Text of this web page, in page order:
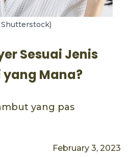
Shutterstock)
Sesuai Jenis
yang Mana?
yang pas
February 3, 2023